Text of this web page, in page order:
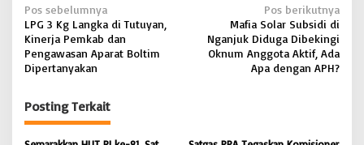
N
a
v
g
a
Pos sebelumnya
LPG 3 Kg Langka di Tutuyan,
Kinerja Pemkab dan
Pengawasan Aparat Boltim
Dipertanyakan
Pos berikutnya
Mafia Solar Subsidi di
Nganjuk Diduga Dibekingi
Oknum Anggota Aktif, Ada
Apa dengan APH?
Posting Terkait